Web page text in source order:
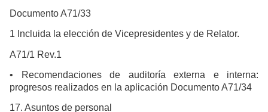
Documento A71/33
1 Incluida la elección de Vicepresidentes y de Relator.
A71/1 Rev.1
• Recomendaciones de auditoría externa e interna:
progresos realizados en la aplicación Documento A71/34
17. Asuntos de personal